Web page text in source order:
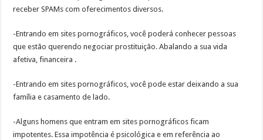
receber SPAMs com oferecimentos diversos.
-Entrando em sites pornográficos, você poderá conhecer pessoas
que estão querendo negociar prostituição. Abalando a sua vida
afetiva, financeira .
-Entrando em sites pornográficos, você pode estar deixando a sua
família e casamento de lado.
-Alguns homens que entram em sites pornográficos ficam
impotentes. Essa impotência é psicológica e em referência ao